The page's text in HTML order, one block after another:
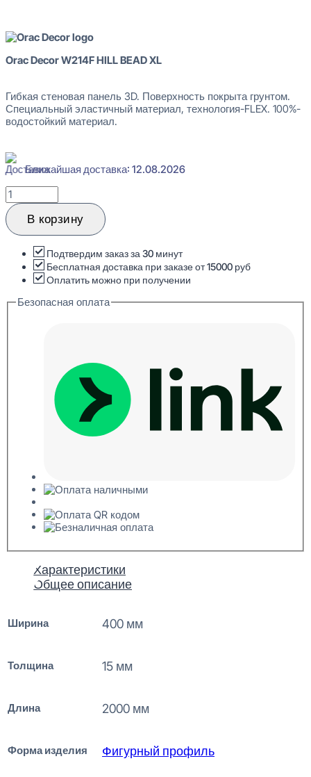
Orac Decor W214F HILL BEAD XL Стеновая панель Гибкая 3D
17457₽ за штуку
Перейти в избранное
Закрыть
Orac Decor W214F HILL BEAD XL
Гибкая стеновая панель 3D. Поверхность покрыта грунтом.
Специальный эластичный материал, технология-FLEX. 100%-
водостойкий материал.
Ближайшая доставка: 12.08.2026
Количество
товара
Orac
Decor
HILL
BEAD
панель
В корзину
Подтвердим заказ за 30 минут
Бесплатная доставка при заказе от 15000 руб
Оплатить можно при получении
Безопасная оплата
Характеристики
Общее описание
Ширина 400 мм
Толщина 15 мм
Длина 2000 мм
Форма изделия Фигурный профиль